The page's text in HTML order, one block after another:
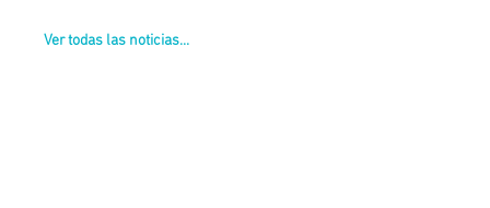
Ver todas las noticias...